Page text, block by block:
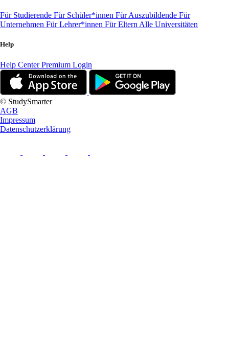
Für Studierende Für Schüler*innen Für Auszubildende Für
Unternehmen Für Lehrer*innen Für Eltern Alle Universitäten
Help
Help CenterPremium Login
© StudySmarter
AGB
Impressum
Datenschutzerklärung